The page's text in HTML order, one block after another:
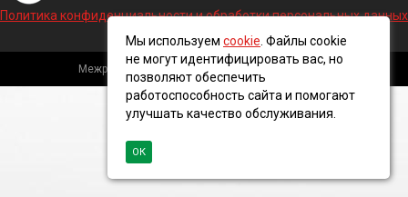
Политика конфиденциальности и обработки персональных данных
Межрегиональная кабельная компания, 2016 ©
Мы используем cookie . Файлы cookie
не могут идентифицировать вас, но
позволяют обеспечить
работоспособность сайта и помогают
улучшать качество обслуживания.
ОК